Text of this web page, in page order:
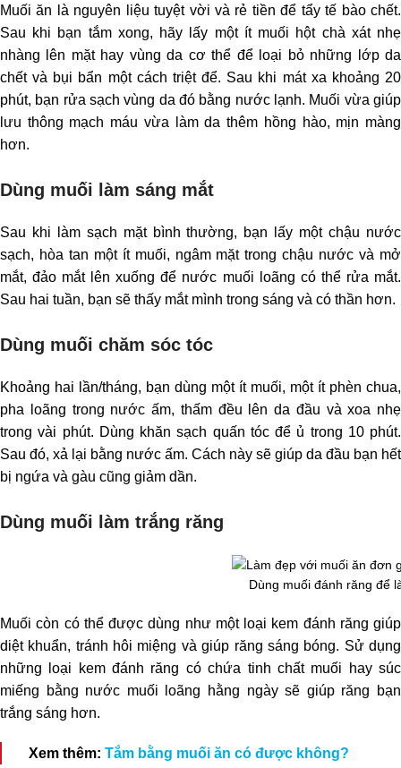
Muối ăn là nguyên liệu tuyệt vời và rẻ tiền để tẩy tế bào chết.
Sau khi bạn tắm xong, hãy lấy một ít muối hột chà xát nhẹ
nhàng lên mặt hay vùng da cơ thể để loại bỏ những lớp da
chết và bụi bẩn một cách triệt để. Sau khi mát xa khoảng 20
phút, bạn rửa sạch vùng da đó bằng nước lạnh. Muối vừa giúp
lưu thông mạch máu vừa làm da thêm hồng hào, mịn màng
hơn.
Dùng muối làm sáng mắt
Sau khi làm sạch mặt bình thường, bạn lấy một chậu nước
sạch, hòa tan một ít muối, ngâm mặt trong chậu nước và mở
mắt, đảo mắt lên xuống để nước muối loãng có thể rửa mắt.
Sau hai tuần, bạn sẽ thấy mắt mình trong sáng và có thần hơn.
Dùng muối chăm sóc tóc
Khoảng hai lần/tháng, bạn dùng một ít muối, một ít phèn chua,
pha loãng trong nước ấm, thấm đều lên da đầu và xoa nhẹ
trong vài phút. Dùng khăn sạch quấn tóc để ủ trong 10 phút.
Sau đó, xả lại bằng nước ấm. Cách này sẽ giúp da đầu bạn hết
bị ngứa và gàu cũng giảm dần.
Dùng muối làm trắng răng
Dùng muối đánh răng để
Muối còn có thể được dùng như một loại kem đánh răng giúp
diệt khuẩn, tránh hôi miệng và giúp răng sáng bóng. Sử dụng
những loại kem đánh răng có chứa tinh chất muối hay súc
miếng bằng nước muối loãng hằng ngày sẽ giúp răng bạn
trắng sáng hơn.
Xem thêm: Tắm bằng muối ăn có được không?